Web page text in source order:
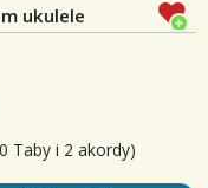
ukulele
Taby i 2 akordy)